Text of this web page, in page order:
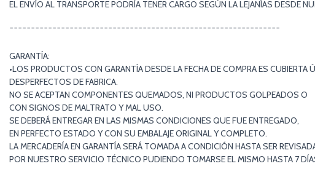
EL ENVÍO AL TRANSPORTE PODRÍA TENER CARGO SEGÚN LA LEJANÍAS DESDE
¯¯¯¯¯¯¯¯¯¯¯¯¯¯¯¯¯¯¯¯¯¯¯¯¯¯¯¯¯¯¯¯¯¯¯¯¯¯¯¯¯¯¯¯¯¯¯¯¯¯¯¯¯¯¯¯¯¯¯¯¯¯¯
GARANTÍA:
•LOS PRODUCTOS CON GARANTÍA DESDE LA FECHA DE COMPRA ES CUBIERTA
DESPERFECTOS DE FABRICA.
NO SE ACEPTAN COMPONENTES QUEMADOS, NI PRODUCTOS GOLPEADOS O
CON SIGNOS DE MALTRATO Y MAL USO.
SE DEBERÁ ENTREGAR EN LAS MISMAS CONDICIONES QUE FUE ENTREGADO,
EN PERFECTO ESTADO Y CON SU EMBALAJE ORIGINAL Y COMPLETO.
LA MERCADERÍA EN GARANTÍA SERÁ TOMADA A CONDICIÓN HASTA SER
POR NUESTRO SERVICIO TÉCNICO PUDIENDO TOMARSE EL MISMO HASTA 7